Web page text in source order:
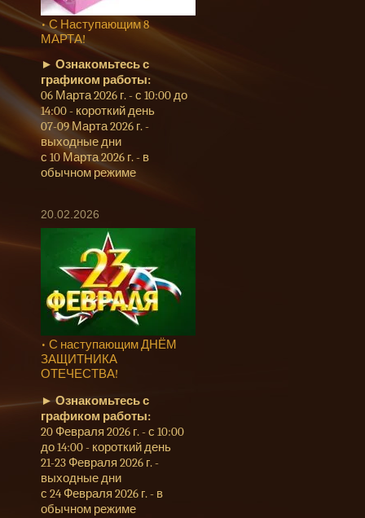
• С Наступающим 8
МАРТА!
► Ознакомьтесь с
графиком работы:
06 Марта 2026 г. - с 10:00 до
14:00 - короткий день
07-09 Марта 2026 г. -
выходные дни
с 10 Марта 2026 г. - в
обычном режиме
20.02.2026
• С наступающим ДНЁМ
ЗАЩИТНИКА
ОТЕЧЕСТВА!
►Ознакомьтесь с
графиком работы:
20 Февраля 2026 г. - с 10:00
до 14:00 - короткий день
21-23 Февраля 2026 г. -
выходные дни
с 24 Февраля 2026 г. - в
обычном режиме